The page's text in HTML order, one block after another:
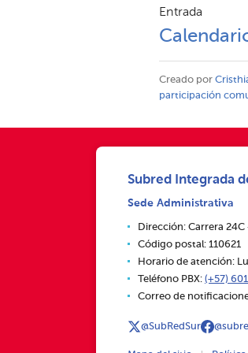
Entrada
Creado por
participación
Subred Integrada
Sede Administrativa
Dirección: Carrera
Código postal: 110621
Horario de atención:
Teléfono PBX: (+57)
Correo de
@SubRedSur